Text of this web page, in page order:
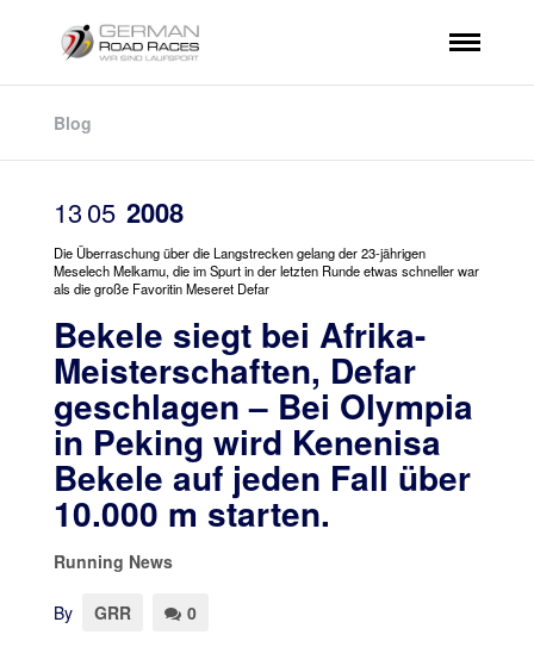
Blog
1305 2008
Die Überraschung über die Langstrecken gelang der 23-jährigen
Meselech Melkamu, die im Spurt in der letzten Runde etwas schneller war
als die große Favoritin Meseret Defar
Bekele siegt bei Afrika-
Meisterschaften, Defar
geschlagen – Bei Olympia
in Peking wird Kenenisa
Bekele auf jeden Fall über
10.000 m starten.
Running News
By GRR 0